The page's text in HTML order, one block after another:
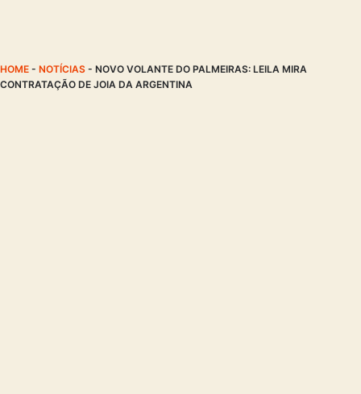
HOME - NOTÍCIAS - NOVO VOLANTE DO PALMEIRAS: LEILA MIRA
CONTRATAÇÃO DE JOIA DA ARGENTINA